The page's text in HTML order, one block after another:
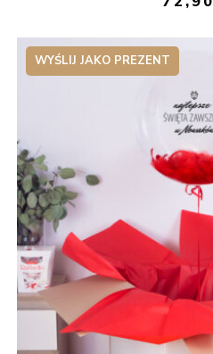
WYŚLIJ JAKO PREZENT